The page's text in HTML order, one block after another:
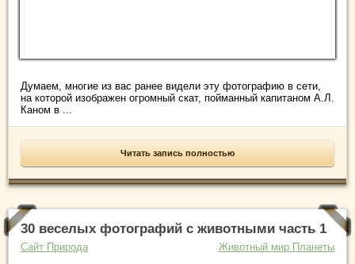
Думаем, многие из вас ранее видели эту фотографию в сети,
на которой изображен огромный скат, пойманный капитаном А.Л.
Каном в ...
Читать запись полностью
30 веселых фотографий с животными часть 1
Сайт Природа Животный мир Планеты